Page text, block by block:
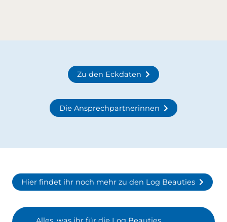
Zu den Eckdaten
Die Ansprechpartnerinnen
Hier findet ihr noch mehr zu den Log Beauties